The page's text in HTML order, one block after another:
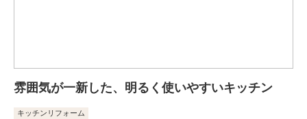
雰囲気が一新した、明るく使いやすいキッチン
キッチンリフォーム